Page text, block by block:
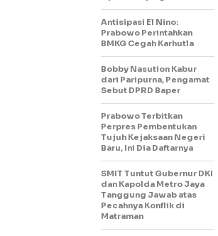
Antisipasi El Nino:
Prabowo Perintahkan
BMKG Cegah Karhutla
Bobby Nasution Kabur
dari Paripurna, Pengamat
Sebut DPRD Baper
Prabowo Terbitkan
Perpres Pembentukan
Tujuh Kejaksaan Negeri
Baru, Ini Dia Daftarnya
SMIT Tuntut Gubernur DKI
dan Kapolda Metro Jaya
Tanggung Jawab atas
Pecahnya Konflik di
Matraman